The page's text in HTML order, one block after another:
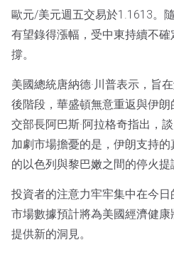
歐元/美元週五交易於1.1613。
有望錄得漲幅，受中東持續不
撐。
美國總統唐納德·川普表示，旨
後階段，華盛頓無意重返與伊
交部長阿巴斯·阿拉格奇指出，
加劇市場擔憂的是，伊朗支持
的以色列與黎巴嫩之間的停火提
投資者的注意力牢牢集中在今
市場數據預計將為美國經濟健
提供新的洞見。